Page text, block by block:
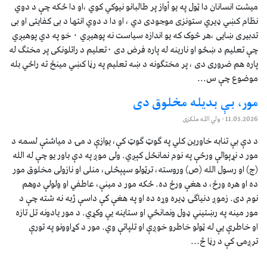
ميشت انسانان دا ټول په يو أواز پر طالبانو نيوکي کوي ،او دا ځکه چې د دوي
نظام کښي ډيري ستونزى موجودى دي ، او دا د دوي انتها د بى کفايتى او بى
تدبيرى ښايى ،هر څوک که يو اندازه سياست نه پوهيږي ٠ خو په دي پوهيږي
چې تعليم د ښځو او نارينه له پاره فرض دى ٠تعليم د راتلونکى پر مختګ له
پاره هم ضرورى دى ، پر مختګونه د ښه تعليم په رڼا کښي مينځ ته راځي بله
موضوع چې س...
مور، بې بدیله مخلوق دی
11.05.2026- ولي الله ملکزی
د دې بې تنابه خاورین کلي په ګوټ ګوټ کې، یوازې د مۍ د میاشتې لسمه د
مور د نړېوالې ورځې په نوم نمانځل کېږي. ولی موږ په دې باور یو چې له الله
(ج) او رسول الله (ص) وروسته، ترټولو سپېڅلی، منلی او نازولی مخلوق مور
ده او هره ورځ، د هغې ورځ ده. ځکه مور د مینې، عاطفي او ولولې دوهم
نوم دی. زموږ دنیاګۍ ډیره وړه ده او په هغې کې داسې ژبه نه شته چې د
مور مینه په رښتیني ډول ونمانځي او ستاینه یې وکړي. د مور یادونه تل تازه
او خاطرې یې له ټولو خاطرو خوږې او تلپاتې وي. مور د کړاوونو په تورې
ترږمۍ کې د رڼا څ...